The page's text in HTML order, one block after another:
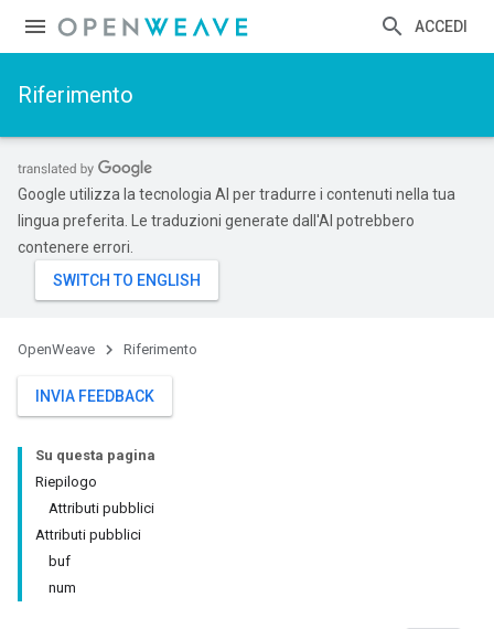
ACCEDI
Riferimento
Google utilizza la tecnologia AI per tradurre i contenuti nella tua
lingua preferita. Le traduzioni generate dall'AI potrebbero
contenere errori.
OpenWeave Riferimento
INVIA FEEDBACK
Su questa pagina
Riepilogo
Attributi pubblici
Attributi pubblici
buf
num